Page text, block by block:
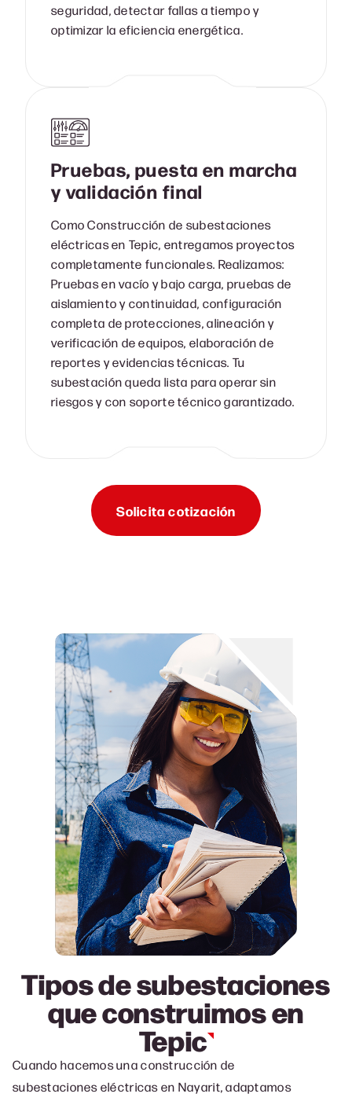
seguridad, detectar fallas a tiempo y
optimizar la eficiencia energética.
Pruebas, puesta en marcha
y validación final
Como Construcción de subestaciones
eléctricas en Tepic, entregamos proyectos
completamente funcionales. Realizamos:
Pruebas en vacío y bajo carga, pruebas de
aislamiento y continuidad, configuración
completa de protecciones, alineación y
verificación de equipos, elaboración de
reportes y evidencias técnicas. Tu
subestación queda lista para operar sin
riesgos y con soporte técnico garantizado.
Solicita cotización
Tipos de subestaciones
que construimos en
Tepic
Cuando hacemos una construcción de
subestaciones eléctricas en Nayarit, adaptamos